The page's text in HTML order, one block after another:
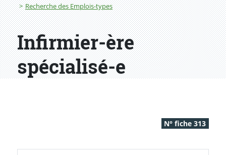
Recherche des Emplois-types
Infirmier-ère
spécialisé-e
N° fiche 313